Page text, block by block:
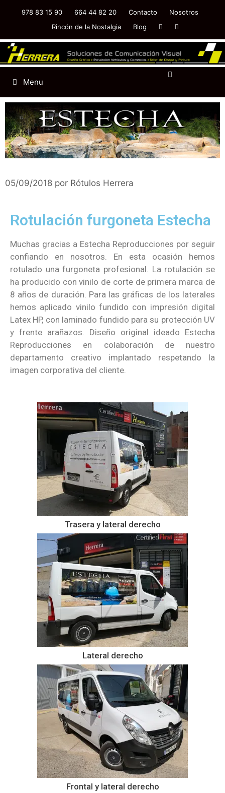
978 83 15 90 664 44 82 20 Contacto
Nosotros
Rincón de la Nostalgia
Blog
Menu
05/09/2018 por Rótulos Herrera
Rotulación furgoneta Estecha
Muchas gracias a Estecha Reproducciones por seguir
confiando en nosotros. En esta ocasión hemos
rotulado una furgoneta profesional. La rotulación se
ha producido con vinilo de corte de primera marca de
8 años de duración. Para las gráficas de los laterales
hemos aplicado vinilo fundido con impresión digital
Latex HP, con laminado fundido para su protección UV
y frente arañazos. Diseño original ideado Estecha
Reproducciones en colaboración de nuestro
departamento creativo implantado respetando la
imagen corporativa del cliente.
Trasera y lateral derecho
Lateral derecho
Frontal y lateral derecho